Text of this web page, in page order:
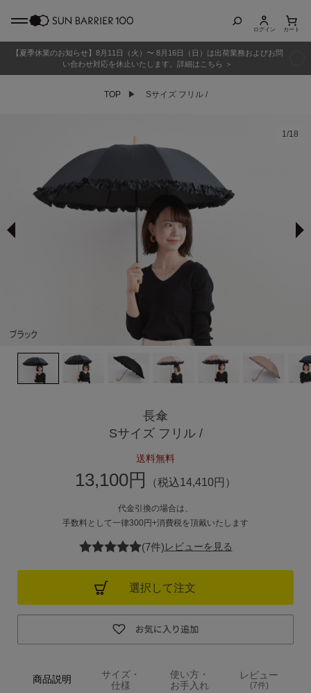
商品カテゴリ
サンバリア100について
サンバリア100の完全遮光
商品の違い
ご注文方法
ログイン カート
【夏季休業のお知らせ】8月11日（火）〜 8月16日（日）は出荷業務およびお問
い合わせ対応を休止いたします。詳細はこちら ＞
TOP ▶ Sサイズ フリル /
1/18
長傘
Sサイズ フリル /
送料無料
13,100円 （税込14,410円）
代金引換の場合は、
手数料として一律300円+消費税を頂戴いたします
(7件)レビューを見る
選択して注文
商品説明
サイズ・
仕様
使い方・
お手入れ
レビュー
(7件)